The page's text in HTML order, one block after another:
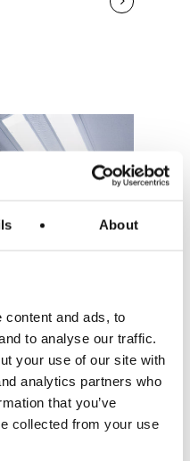
About
content and ads, to
to analyse our traffic.
your use of our site with
analytics partners who
that you’ve
collected from your use
la qualité